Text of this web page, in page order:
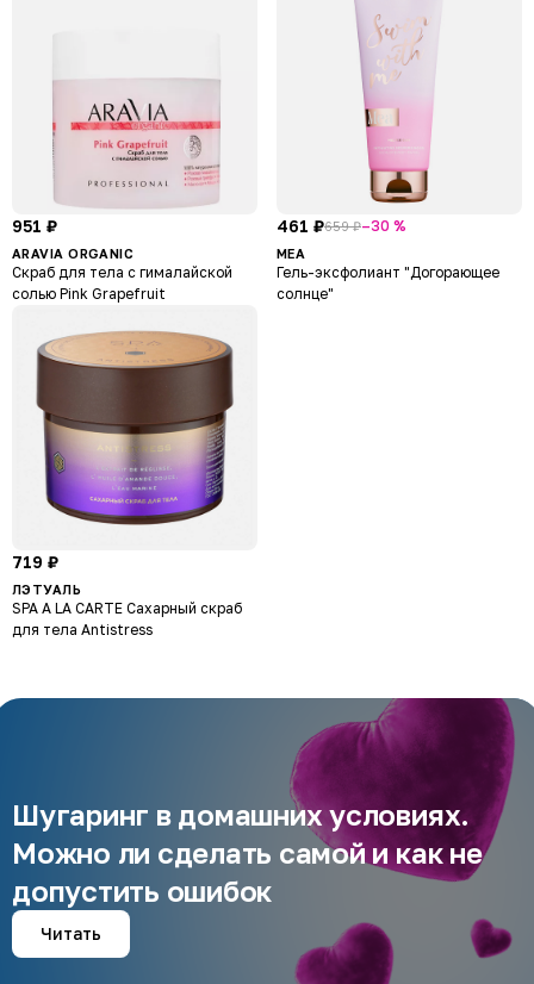
951 ₽
ARAVIA ORGANIC
Скраб для тела с гималайской
солью Pink Grapefruit
461 ₽659 ₽–30 %
MEA
Гель-эксфолиант "Догорающее
солнце"
719 ₽
ЛЭТУАЛЬ
SPA A LA CARTE Сахарный скраб
для тела Antistress
Шугаринг в домашних условиях.
Можно ли сделать самой и как не
допустить ошибок
Читать